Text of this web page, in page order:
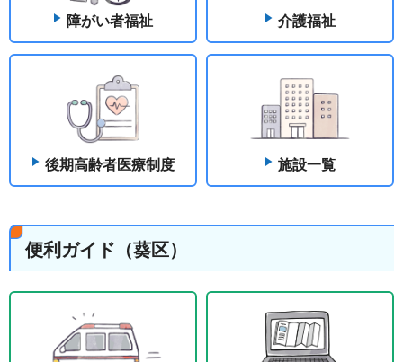
障がい者福祉 介護福祉
後期高齢者医療制度 施設一覧
便利ガイド（葵区）